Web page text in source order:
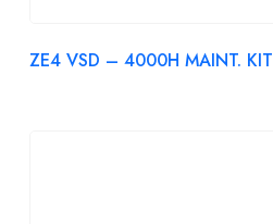
ZE4 VSD – 4000H MAINT. KIT